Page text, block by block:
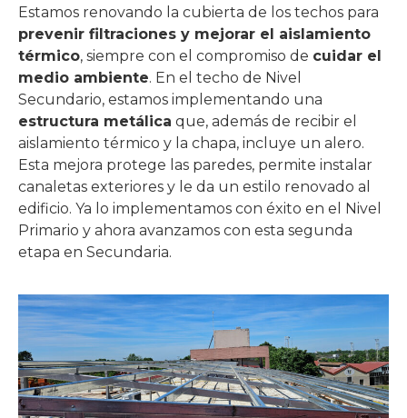
Estamos renovando la cubierta de los techos para
prevenir filtraciones y mejorar el aislamiento
térmico, siempre con el compromiso de cuidar el
medio ambiente. En el techo de Nivel
Secundario, estamos implementando una
estructura metálica que, además de recibir el
aislamiento térmico y la chapa, incluye un alero.
Esta mejora protege las paredes, permite instalar
canaletas exteriores y le da un estilo renovado al
edificio. Ya lo implementamos con éxito en el Nivel
Primario y ahora avanzamos con esta segunda
etapa en Secundaria.